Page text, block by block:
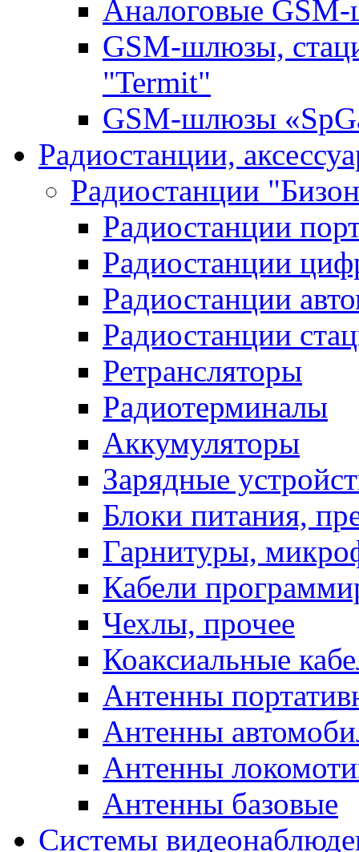
Аналоговые
GSM-шлюзы,
"Termit"
GSM-шлюзы
Радиостанции,
Радиостанции
Радиостанции
Радиостанции
Радиостанции
Радиостанции
Ретрансляторы
Радиотерминалы
Аккумуляторы
Зарядные
Блоки питания,
Гарнитуры,
Кабели
Чехлы, прочее
Коаксиальные
Антенны
Антенны
Антенны
Антенны базовые
Системы